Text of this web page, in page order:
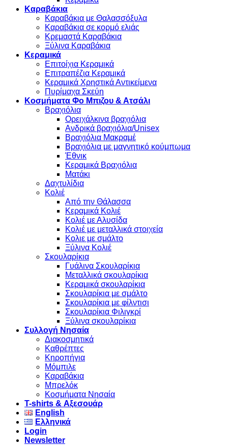
Καραβάκια
Καραβάκια με Θαλασσόξυλα
Καραβάκια σε κορμό ελιάς
Κρεμαστά Καραβάκια
Ξύλινα Καραβάκια
Κεραμικά
Επιτοίχια Κεραμικά
Επιτραπέζια Κεραμικά
Κεραμικά Χρηστικά Αντικείμενα
Πυρίμαχα Σκεύη
Κοσμήματα Φο Μπιζου & Ατσάλι
Βραχιόλια
Oρειχάλκινα βραχιόλια
Ανδρικά βραχιόλια/Unisex
Βραχιόλια Μακραμέ
Βραχιόλια με μαγνητικό κούμπωμα
Έθνικ
Κεραμικά Βραχιόλια
Ματάκι
Δαχτυλίδια
Κολιέ
Από την Θάλασσα
Κεραμικά Κολιέ
Κολιέ με Αλυσίδα
Κολιέ με μεταλλικά στοιχεία
Κολιε με σμάλτο
Ξύλινα Κολιέ
Σκουλαρίκια
Γυάλινα Σκουλαρίκια
Μεταλλικά σκουλαρίκια
Κεραμικά σκουλαρίκια
Σκουλαρίκια με σμάλτο
Σκουλαρίκια με φίλντισι
Σκουλαρίκια Φιλιγκρί
Ξύλινα σκουλαρίκια
Συλλογή Νησαία
Διακοσμητικά
Καθρέπτες
Κηροπήγια
Μόμπιλε
Καραβάκια
Μπρελόκ
Κοσμήματα Νησαία
Τ-shirts & Αξεσουάρ
English
Ελληνικά
Login
Newsletter